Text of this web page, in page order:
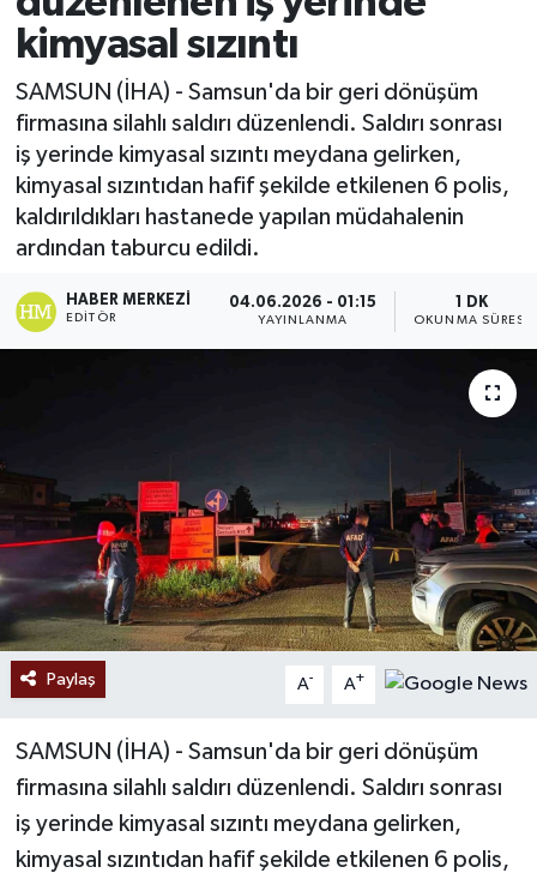
kimyasal sızıntı
SAMSUN (İHA) - Samsun'da bir geri dönüşüm
firmasına silahlı saldırı düzenlendi. Saldırı sonrası
iş yerinde kimyasal sızıntı meydana gelirken,
kimyasal sızıntıdan hafif şekilde etkilenen 6 polis,
kaldırıldıkları hastanede yapılan müdahalenin
ardından taburcu edildi.
HABER MERKEZI
EDITÖR
04.06.2026 - 01:15
YAYINLANMA
1 DK
OKUNMA SÜRESI
Paylaş A- A+
SAMSUN (İHA) - Samsun'da bir geri dönüşüm
firmasına silahlı saldırı düzenlendi. Saldırı sonrası
iş yerinde kimyasal sızıntı meydana gelirken,
kimyasal sızıntıdan hafif şekilde etkilenen 6 polis,
Ekonomi
Sağlık
Tokat Haber